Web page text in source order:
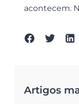
acontecem.
Artigos